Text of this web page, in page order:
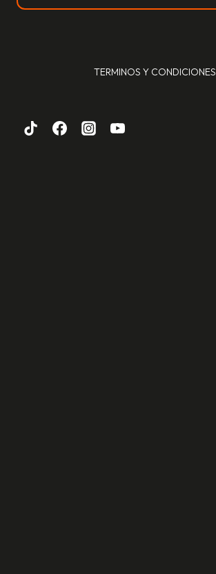
TERMINOS Y CONDICIONES